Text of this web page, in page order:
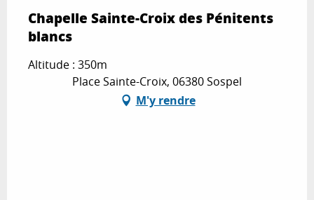
Chapelle Sainte-Croix des Pénitents
blancs
Altitude : 350m
Place Sainte-Croix, 06380 Sospel
M'y rendre